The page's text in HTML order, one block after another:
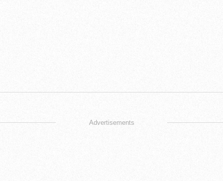
Advertisements